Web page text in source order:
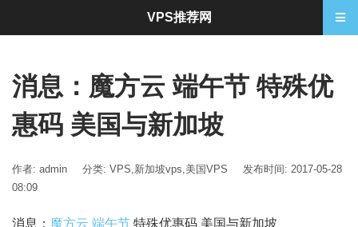
消息：魔方云 端午节 特殊优
惠码 美国与新加坡
作者: admin 分类: VPS,新加坡vps,美国VPS
发布时间: 2017-05-28
08:09
消息： 魔方云 端午节 特殊优惠码 美国与新加坡
VPS推荐网